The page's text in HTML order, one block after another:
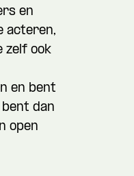
en
acteren,
zelf ook
en bent
dan
open